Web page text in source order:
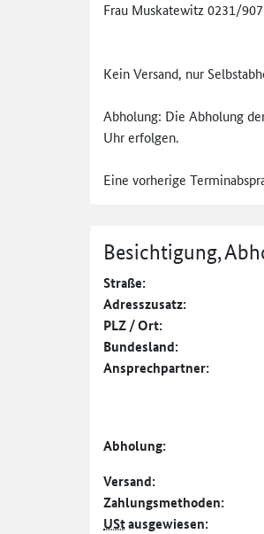
Frau Muskatewitz 0231/
Kein Versand, nur
Abholung: Die Abholung
Uhr erfolgen.
Eine vorherige
Besichtigung,
Straße:
Adresszusatz:
PLZ / Ort:
Bundesland:
Ansprechpartner:
Abholung:
Versand:
Zahlungs­methoden:
UStausgewiesen: